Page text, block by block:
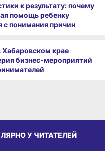
к результату: почему
помощь ребенку
с понимания причин
Хабаровском крае
бизнес‑мероприятий
У ЧИТАТЕЛЕЙ